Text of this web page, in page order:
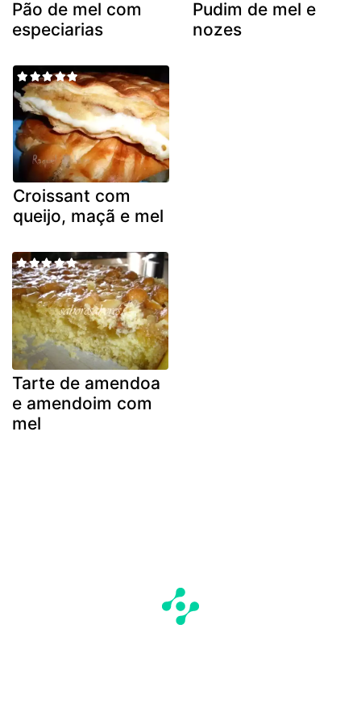
Pão de mel com
especiarias
Pudim de mel e
nozes
Croissant com
queijo, maçã e mel
Tarte de amendoa
e amendoim com
mel